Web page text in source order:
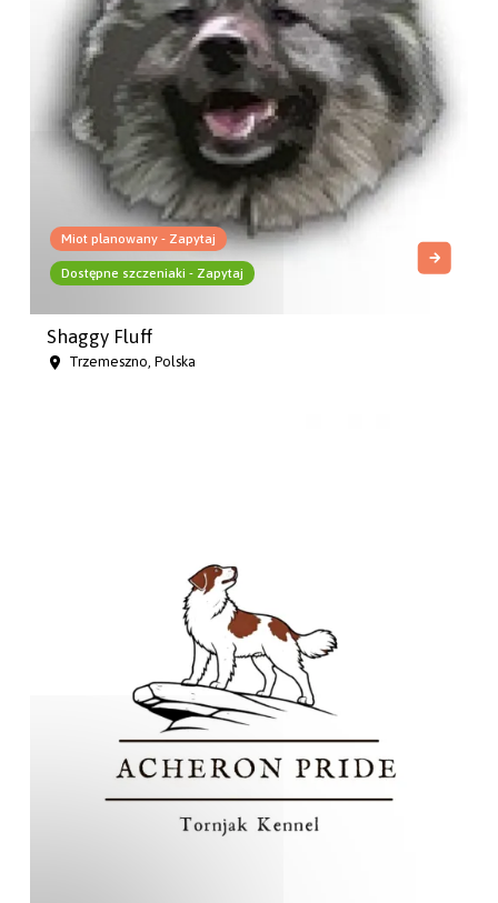
Miot planowany - Zapytaj
Dostępne szczeniaki - Zapytaj
Shaggy Fluff
Trzemeszno, Polska